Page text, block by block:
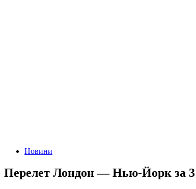
Новини
Перелет Лондон — Нью-Йорк за 3